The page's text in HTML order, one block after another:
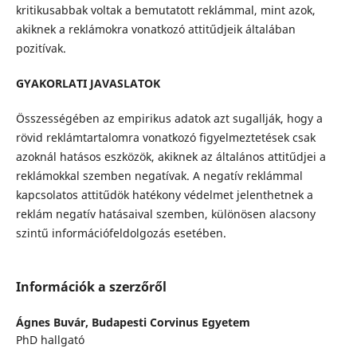
kritikusabbak voltak a bemutatott reklámmal, mint azok,
akiknek a reklámokra vonatkozó attitűdjeik általában
pozitívak.
GYAKORLATI JAVASLATOK
Összességében az empirikus adatok azt sugallják, hogy a
rövid reklámtartalomra vonatkozó figyelmeztetések csak
azoknál hatásos eszközök, akiknek az általános attitűdjei a
reklámokkal szemben negatívak. A negatív reklámmal
kapcsolatos attitűdök hatékony védelmet jelenthetnek a
reklám negatív hatásaival szemben, különösen alacsony
szintű információfeldolgozás esetében.
Információk a szerzőről
Ágnes Buvár, Budapesti Corvinus Egyetem
PhD hallgató